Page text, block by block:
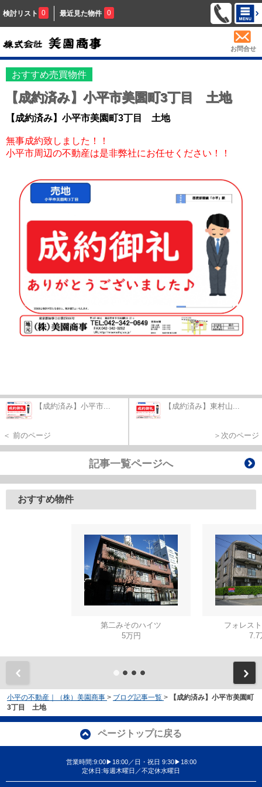
検討リスト 0 最近見た物件 0
お問合せ
おすすめ売買物件
【成約済み】小平市美園町3丁目 土地
【成約済み】小平市美園町3丁目 土地
無事成約致しました！！
小平市周辺の不動産は是非弊社にお任せください！！
【成約済み】小平市...
＜ 前のページ
【成約済み】東村山...
＞次のページ
記事一覧ページへ
おすすめ物件
第二みそのハイツ
5万円
フォレス
7.7
小平の不動産｜（株）美園商事 > ブログ記事一覧 >
【成約済み】小平市美園町
3丁目 土地
ページトップに戻る
営業時間:9:00▶18:00／日・祝日 9:30▶18:00
定休日:毎週木曜日／不定休水曜日